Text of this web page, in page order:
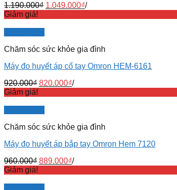
1.190.000₫ 1.049.000₫/
Giảm giá!
Chăm sóc sức khỏe gia đình
Máy đo huyết áp cổ tay Omron HEM-6161
920.000₫ 820.000₫/
Giảm giá!
Chăm sóc sức khỏe gia đình
Máy đo huyết áp bắp tay Omron Hem 7120
960.000₫ 889.000₫/
Giảm giá!